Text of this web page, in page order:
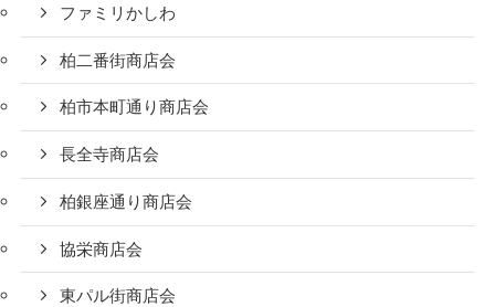
ファミリかしわ
柏二番街商店会
柏市本町通り商店会
長全寺商店会
柏銀座通り商店会
協栄商店会
東パル街商店会